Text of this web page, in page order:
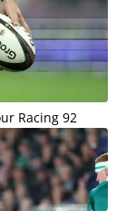
Racing 92